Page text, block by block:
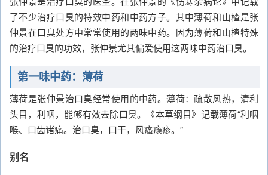
了不少治疗口臭的特效中药和中药方子。其中薄荷和山楂是张
仲景在口臭处方中常常使用的两味中药。因为薄荷和山楂特殊
的治疗口臭的功效，张仲景尤其偏爱使用这两味中药治口臭。
第一味中药：薄荷
薄荷是张仲景治口臭经常使用的中药。薄荷：疏散风热，清利
头目，利咽，能够有效去除口臭。《本草纲目》记载薄荷“利咽
喉、口齿诸痛。治口臭，口干，风瘙瘾疹。”
别名